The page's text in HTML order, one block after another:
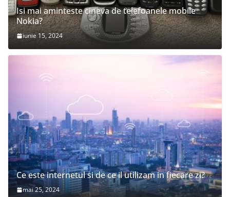
Isi mai aminteste cineva de telefoanele mobile
Nokia?
iunie 15, 2024
Ce este internetul si de ce il utilizam in fiecare zi?
mai 25, 2024